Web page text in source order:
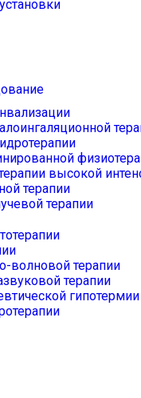
высокой
терапии
терапии
волновой терапии
терапии